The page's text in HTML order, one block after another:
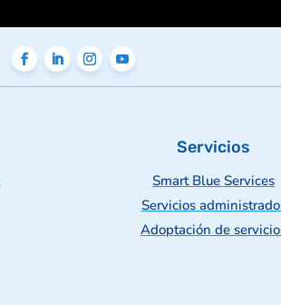
Servicios
Smart Blue Services
Servicios
Adoptación de